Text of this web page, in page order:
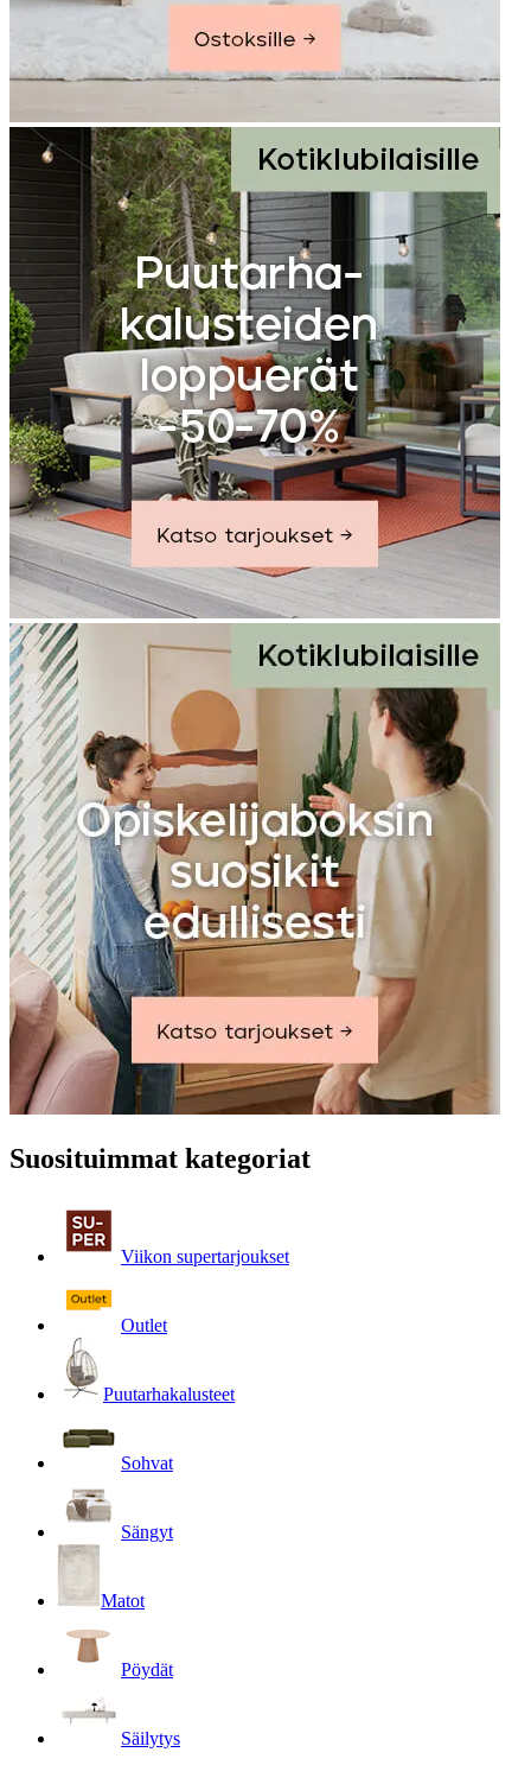
Suosituimmat kategoriat
Viikon supertarjoukset
Outlet
Puutarha­kalusteet
Sohvat
Sängyt
Matot
Pöydät
Säilytys